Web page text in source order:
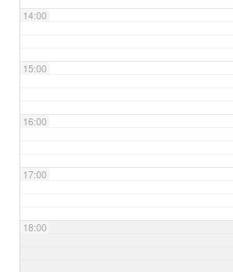
14:00
15:00
16:00
17:00
18:00